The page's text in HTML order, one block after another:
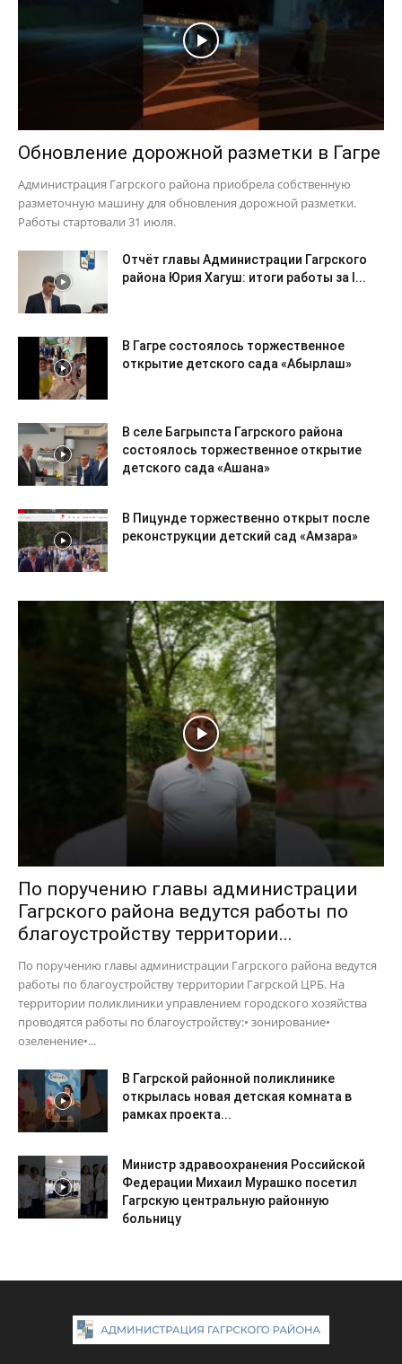
Обновление дорожной разметки в Гагре
Администрация Гагрского района приобрела собственную
разметочную машину для обновления дорожной разметки.
Работы стартовали 31 июля.
Отчёт главы Администрации Гагрского
района Юрия Хагуш: итоги работы за I...
В Гагре состоялось торжественное
открытие детского сада «Абырлаш»
В селе Багрыпста Гагрского района
состоялось торжественное открытие
детского сада «Ашана»
В Пицунде торжественно открыт после
реконструкции детский сад «Амзара»
По поручению главы администрации
Гагрского района ведутся работы по
благоустройству территории...
По поручению главы администрации Гагрского района ведутся
работы по благоустройству территории Гагрской ЦРБ. На
территории поликлиники управлением городского хозяйства
проводятся работы по благоустройству:• зонирование•
озеленение•...
В Гагрской районной поликлинике
открылась новая детская комната в
рамках проекта...
Министр здравоохранения Российской
Федерации Михаил Мурашко посетил
Гагрскую центральную районную
больницу